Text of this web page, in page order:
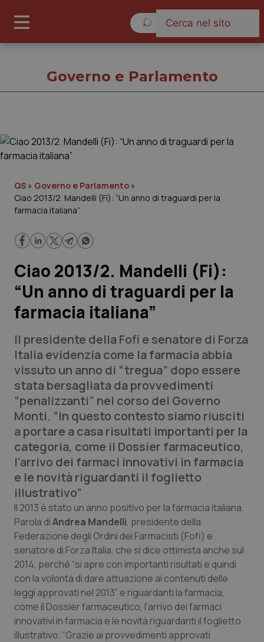
Governo e Parlamento
Regioni e Asl
Lavoro e Professioni
Scienza e Farmaci
Studi e Analisi
Lettere al direttore
Edizioni Regionali
QS Pro
Professionisti Sanitari.AI
Abruzzo
Basilicata
Calabria
Campania
Emilia-Romagna
Friuli Venezia Giulia
QS Pro Gold
Artrite & artrosi
Asma & BPCO
Car-T
Colesterolo & coronaropatie
Dermatite Atopica
QS Club
Governo e Parlamento
QS » Governo e Parlamento »
Ciao 2013/2. Mandelli (Fi): “Un anno di traguardi per la
farmacia italiana”
Ciao 2013/2. Mandelli (Fi):
“Un anno di traguardi per la
farmacia italiana”
Il presidente della Fofi e senatore di Forza
Italia evidenzia come la farmacia abbia
vissuto un anno di “tregua” dopo essere
stata bersagliata da provvedimenti
“penalizzanti” nel corso del Governo
Monti. “In questo contesto siamo riusciti
a portare a casa risultati importanti per la
categoria, come il Dossier farmaceutico,
l’arrivo dei farmaci innovativi in farmacia
e le novità riguardanti il foglietto
illustrativo”
Il 2013 è stato un anno positivo per la farmacia italiana.
Parola diAndrea Mandelli, presidente della
Federazione degli Ordini dei Farmacisti (Fofi) e
senatore di Forza Italia, che si dice ottimista anche sul
2014, perché “si apre con importanti risultati e quindi
con la volontà di dare attuazione ai contenuti delle
leggi approvati nel 2013” e riguardanti la farmacia,
come il Dossier farmaceutico, l’arrivo dei farmaci
innovativi in farmacia e le novità riguardanti il foglietto
illustrativo. “Grazie ai provvedimenti approvati